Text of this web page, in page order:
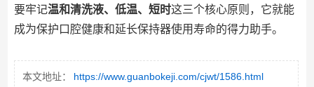
要牢记温和清洗液、低温、短时这三个核心原则，它就能
成为保护口腔健康和延长保持器使用寿命的得力助手。
本文地址：
https://www.guanbokeji.com/cjwt/1586.html